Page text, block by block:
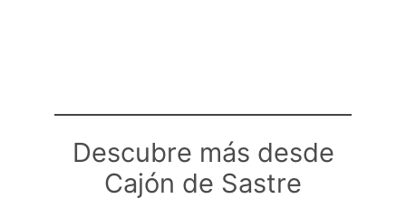
Descubre más desde
Cajón de Sastre